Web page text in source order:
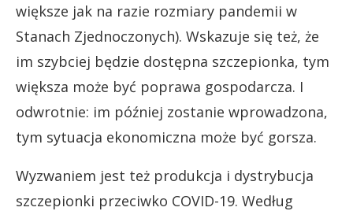
większe jak na razie rozmiary pandemii w
Stanach Zjednoczonych). Wskazuje się też, że
im szybciej będzie dostępna szczepionka, tym
większa może być poprawa gospodarcza. I
odwrotnie: im później zostanie wprowadzona,
tym sytuacja ekonomiczna może być gorsza.
Wyzwaniem jest też produkcja i dystrybucja
szczepionki przeciwko COVID-19. Według